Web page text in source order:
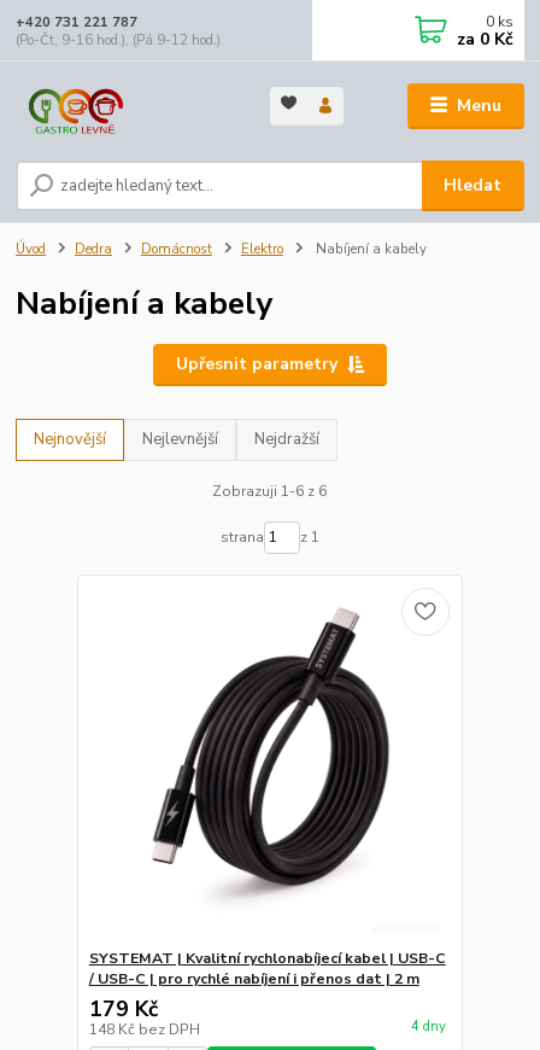
Menu
Hledat
+420 731 221 787
(Po-Čt, 9-16 hod.), (Pá 9-12 hod.)
0 ks
za 0 Kč
Úvod Dedra Domácnost Elektro Nabíjení a kabely
Nabíjení a kabely
Upřesnit parametry
Nejnovější Nejlevnější Nejdražší
Zobrazuji 1-6 z 6
strana z 1
SYSTEMAT | Kvalitní rychlonabíjecí kabel | USB-C
/ USB-C | pro rychlé nabíjení i přenos dat | 2 m
179 Kč
148 Kč bez DPH 4 dny